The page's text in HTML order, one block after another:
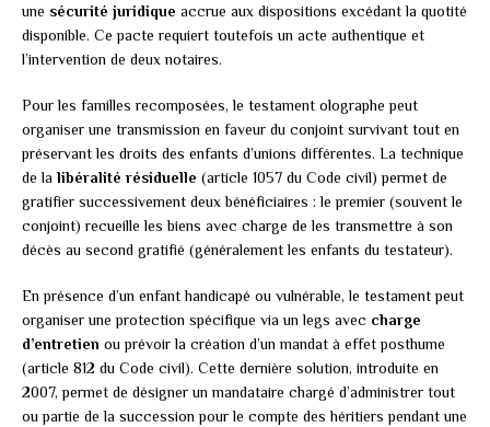
une sécurité juridique accrue aux dispositions excédant la quotité
disponible. Ce pacte requiert toutefois un acte authentique et
l’intervention de deux notaires.
Pour les familles recomposées, le testament olographe peut
organiser une transmission en faveur du conjoint survivant tout en
préservant les droits des enfants d’unions différentes. La technique
de la libéralité résiduelle (article 1057 du Code civil) permet de
gratifier successivement deux bénéficiaires : le premier (souvent le
conjoint) recueille les biens avec charge de les transmettre à son
décès au second gratifié (généralement les enfants du testateur).
En présence d’un enfant handicapé ou vulnérable, le testament peut
organiser une protection spécifique via un legs avec charge
d’entretien ou prévoir la création d’un mandat à effet posthume
(article 812 du Code civil). Cette dernière solution, introduite en
2007, permet de désigner un mandataire chargé d’administrer tout
ou partie de la succession pour le compte des héritiers pendant une